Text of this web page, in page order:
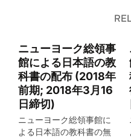
ニューヨーク総領事
館による日本語の教
科書の配布 (2018年
前期; 2018年3月16
日締切)
ニューヨーク総領事館に
よる日本語の教科書の無